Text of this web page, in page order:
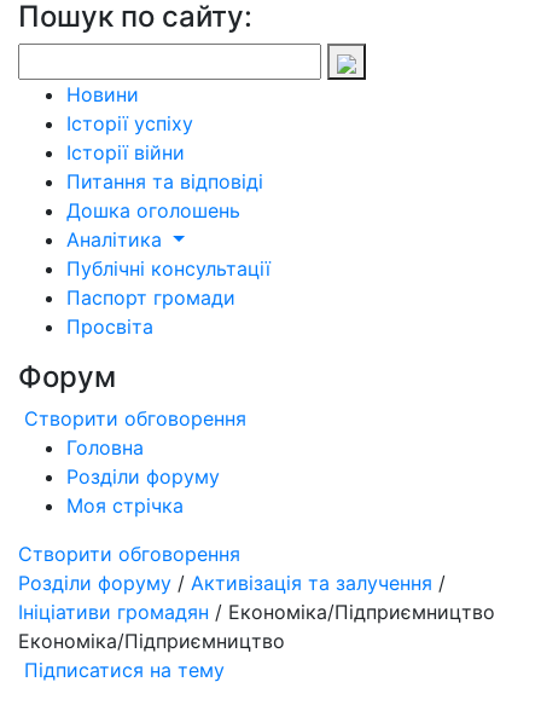
Пошук по сайту:
Новини
Історії успіху
Історії війни
Питання та відповіді
Дошка оголошень
Аналітика
Публічні консультації
Паспорт громади
Просвіта
Форум
Створити обговорення
Головна
Розділи форуму
Моя стрічка
Створити обговорення
Розділи форуму / Активізація та залучення /
Ініціативи громадян / Економіка/Підприємництво
Економіка/Підприємництво
Підписатися на тему